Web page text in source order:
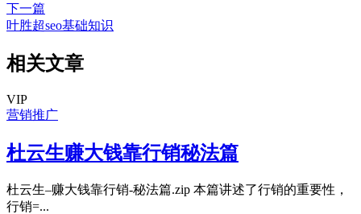
下一篇
叶胜超seo基础知识
相关文章
VIP
营销推广
杜云生赚大钱靠行销秘法篇
杜云生–赚大钱靠行销-秘法篇.zip 本篇讲述了行销的重要性，
行销=...